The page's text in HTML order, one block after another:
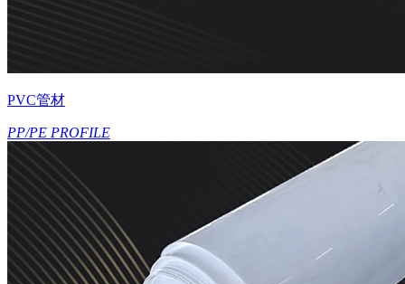
PVC管材
PP/PE PROFILE